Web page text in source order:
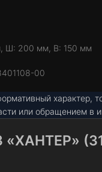
Ш: 200 мм, В: 150 мм
00
характер,
или обращением в